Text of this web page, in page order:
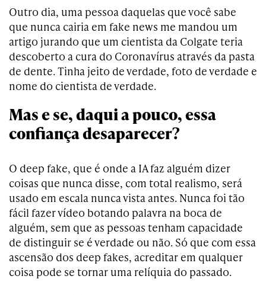
Outro dia, uma pessoa daquelas que você sabe
que nunca cairia em fake news me mandou um
artigo jurando que um cientista da Colgate teria
descoberto a cura do Coronavírus através da pasta
de dente. Tinha jeito de verdade, foto de verdade e
nome do cientista de verdade.
Mas e se, daqui a pouco, essa
confiança desaparecer?
O deep fake, que é onde a IA faz alguém dizer
coisas que nunca disse, com total realismo, será
usado em escala nunca vista antes. Nunca foi tão
fácil fazer vídeo botando palavra na boca de
alguém, sem que as pessoas tenham capacidade
de distinguir se é verdade ou não. Só que com essa
ascensão dos deep fakes, acreditar em qualquer
coisa pode se tornar uma relíquia do passado.